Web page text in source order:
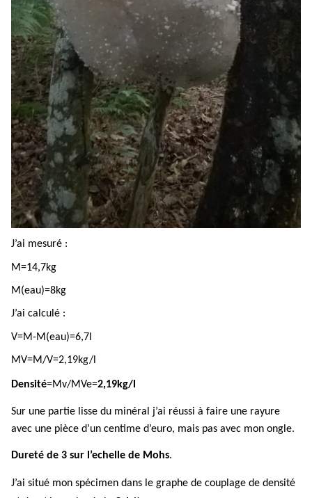
J’ai mesuré :
M=14,7kg
M(eau)=8kg
J’ai calculé :
V=M-M(eau)=6,7l
MV=M/V=2,19kg/l
Densité=Mv/MVe=2,19kg/l
Sur une partie lisse du minéral j’ai réussi à faire une rayure
avec une pièce d’un centime d’euro, mais pas avec mon ongle.
Dureté de 3 sur l’echelle de Mohs.
J’ai situé mon spécimen dans le graphe de couplage de densité